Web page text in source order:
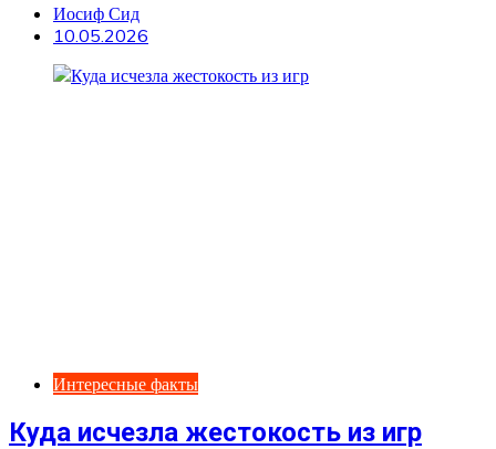
Иосиф Сид
10.05.2026
Интересные факты
Куда исчезла жестокость из игр